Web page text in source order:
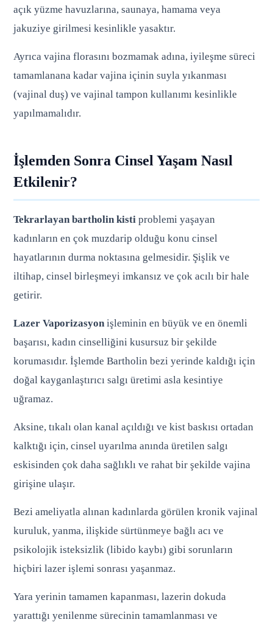
açık yüzme havuzlarına, saunaya, hamama veya
jakuziye girilmesi kesinlikle yasaktır.
Ayrıca vajina florasını bozmamak adına, iyileşme süreci
tamamlanana kadar vajina içinin suyla yıkanması
(vajinal duş) ve vajinal tampon kullanımı kesinlikle
yapılmamalıdır.
İşlemden Sonra Cinsel Yaşam Nasıl
Etkilenir?
Tekrarlayan bartholin kisti problemi yaşayan
kadınların en çok muzdarip olduğu konu cinsel
hayatlarının durma noktasına gelmesidir. Şişlik ve
iltihap, cinsel birleşmeyi imkansız ve çok acılı bir hale
getirir.
Lazer Vaporizasyonişleminin en büyük ve en önemli
başarısı, kadın cinselliğini kusursuz bir şekilde
korumasıdır. İşlemde Bartholin bezi yerinde kaldığı için
doğal kayganlaştırıcı salgı üretimi asla kesintiye
uğramaz.
Aksine, tıkalı olan kanal açıldığı ve kist baskısı ortadan
kalktığı için, cinsel uyarılma anında üretilen salgı
eskisinden çok daha sağlıklı ve rahat bir şekilde vajina
girişine ulaşır.
Bezi ameliyatla alınan kadınlarda görülen kronik vajinal
kuruluk, yanma, ilişkide sürtünmeye bağlı acı ve
psikolojik isteksizlik (libido kaybı) gibi sorunların
hiçbiri lazer işlemi sonrası yaşanmaz.
Yara yerinin tamamen kapanması, lazerin dokuda
yarattığı yenilenme sürecinin tamamlanması ve